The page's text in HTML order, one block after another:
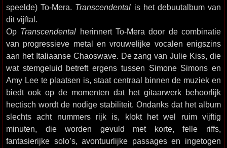
speelde) To-Mera. Transcendental is het debuutalbum van
dit vijftal.
Op Transcendental herinnert To-Mera door de combinatie
van progressieve metal en vrouwelijke vocalen enigszins
aan het Italiaanse Chaoswave. De zang van Julie Kiss, die
wat stemgeluid betreft ergens tussen Simone Simons en
Amy Lee te plaatsen is, staat centraal binnen de muziek en
biedt ook op de momenten dat het gitaarwerk behoorlijk
hectisch wordt de nodige stabiliteit. Ondanks dat het album
slechts acht nummers rijk is, klokt het wel ruim vijftig
minuten, die worden gevuld met korte, felle riffs,
fantasierijke solo’s, avontuurlijke passages en ingetogen